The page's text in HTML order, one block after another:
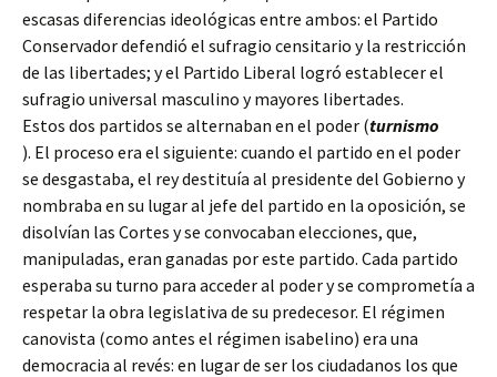
escasas diferencias ideológicas entre ambos: el Partido
Conservador defendió el sufragio censitario y la restricción
de las libertades; y el Partido Liberal logró establecer el
sufragio universal masculino y mayores libertades.
Estos dos partidos se alternaban en el poder (turnismo
). El proceso era el siguiente: cuando el partido en el poder
se desgastaba, el rey destituía al presidente del Gobierno y
nombraba en su lugar al jefe del partido en la oposición, se
disolvían las Cortes y se convocaban elecciones, que,
manipuladas, eran ganadas por este partido. Cada partido
esperaba su turno para acceder al poder y se comprometía a
respetar la obra legislativa de su predecesor. El régimen
canovista (como antes el régimen isabelino) era una
democracia al revés: en lugar de ser los ciudadanos los que